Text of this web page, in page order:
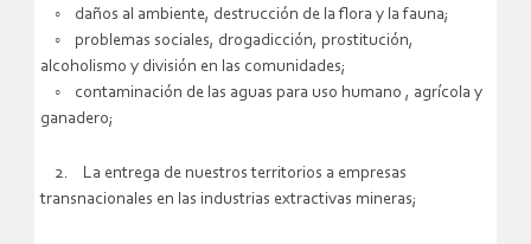
◦ daños al ambiente, destrucción de la flora y la fauna;
◦ problemas sociales, drogadicción, prostitución,
alcoholismo y división en las comunidades;
◦ contaminación de las aguas para uso humano , agrícola y
ganadero;
2. La entrega de nuestros territorios a empresas
transnacionales en las industrias extractivas mineras;